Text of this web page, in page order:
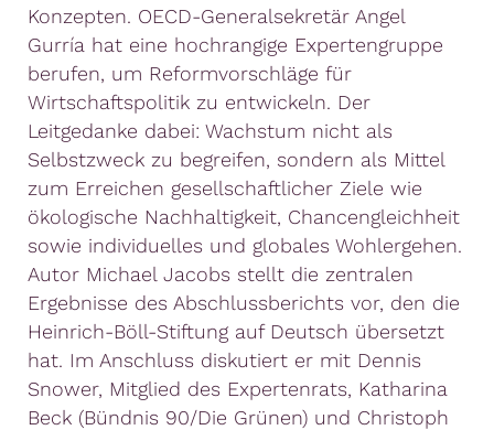
Konzepten. OECD-Generalsekretär Angel
Gurría hat eine hochrangige Expertengruppe
berufen, um Reformvorschläge für
Wirtschaftspolitik zu entwickeln. Der
Leitgedanke dabei: Wachstum nicht als
Selbstzweck zu begreifen, sondern als Mittel
zum Erreichen gesellschaftlicher Ziele wie
ökologische Nachhaltigkeit, Chancengleichheit
sowie individuelles und globales Wohlergehen.
Autor Michael Jacobs stellt die zentralen
Ergebnisse des Abschlussberichts vor, den die
Heinrich-Böll-Stiftung auf Deutsch übersetzt
hat. Im Anschluss diskutiert er mit Dennis
Snower, Mitglied des Expertenrats, Katharina
Beck (Bündnis 90/Die Grünen) und Christoph